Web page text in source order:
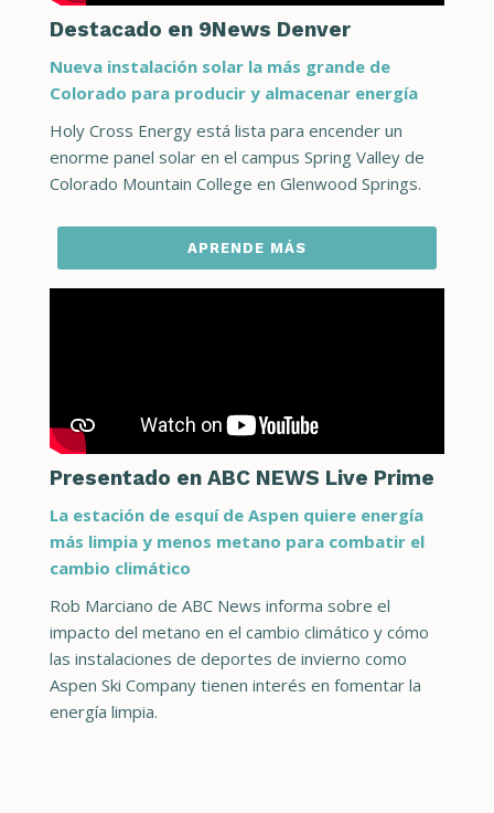
Destacado en 9News Denver
Nueva instalación solar la más grande de
Colorado para producir y almacenar energía
Holy Cross Energy está lista para encender un
enorme panel solar en el campus Spring Valley de
Colorado Mountain College en Glenwood Springs.
APRENDE MÁS
Presentado en ABC NEWS Live Prime
La estación de esquí de Aspen quiere energía
más limpia y menos metano para combatir el
cambio climático
Rob Marciano de ABC News informa sobre el
impacto del metano en el cambio climático y cómo
las instalaciones de deportes de invierno como
Aspen Ski Company tienen interés en fomentar la
energía limpia.